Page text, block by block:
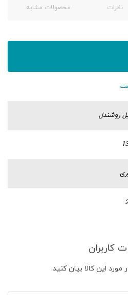
نظرات محصولات مشابه
روشندل
کاربران
مورد این کالا بیان کنید.